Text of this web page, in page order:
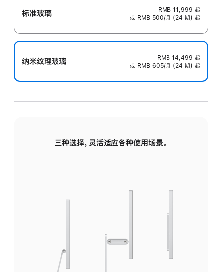
标准玻璃 RMB 11,999 起
或 RMB 500/月 (24 期) 起
纳米纹理玻璃 RMB 14,499 起
或 RMB 605/月 (24 期) 起
三种选择，灵活适应各种使用场景。